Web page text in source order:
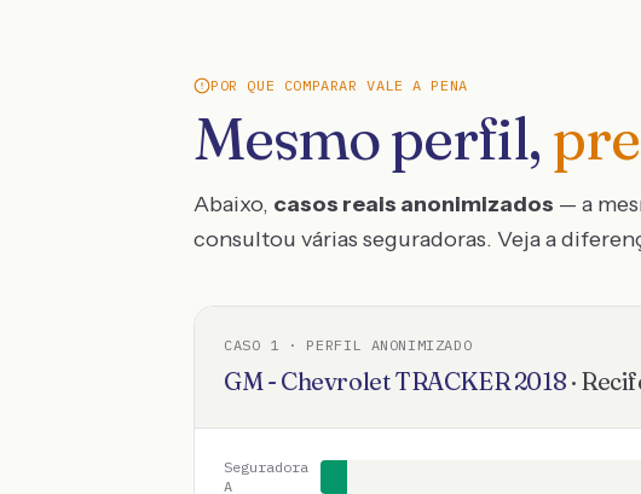
POR QUE COMPARAR VALE A PENA
Mesmo perfil,
Abaixo, casos reais anonimizados — a
consultou várias seguradoras. Veja a
CASO 1 · PERFIL ANONIMIZADO
GM - ChevroletTRACKER2018 ·
Seguradora
A